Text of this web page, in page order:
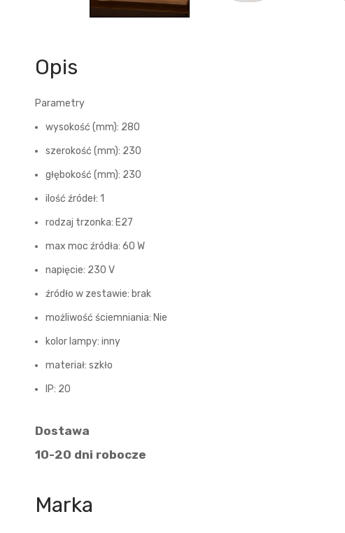
Opis
Parametry
wysokość (mm): 280
szerokość (mm): 230
głębokość (mm): 230
ilość źródeł: 1
rodzaj trzonka: E27
max moc źródła: 60 W
napięcie: 230 V
źródło w zestawie: brak
możliwość ściemniania: Nie
kolor lampy: inny
materiał: szkło
IP: 20
Dostawa
10-20 dni robocze
Marka